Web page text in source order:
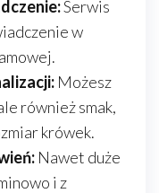
Serwis
w
Możesz
również smak,
krówek.
Nawet duże
i z